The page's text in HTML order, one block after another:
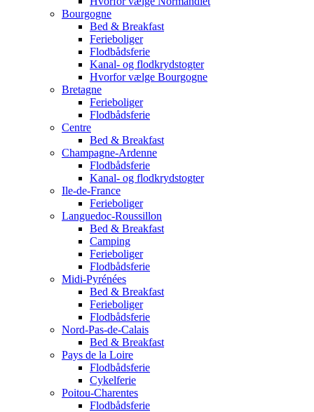
Bourgogne
Bed & Breakfast
Ferieboliger
Flodbådsferie
Kanal- og flodkrydstogter
Hvorfor vælge Bourgogne
Bretagne
Ferieboliger
Flodbådsferie
Centre
Bed & Breakfast
Champagne-Ardenne
Flodbådsferie
Kanal- og flodkrydstogter
Ile-de-France
Ferieboliger
Languedoc-Roussillon
Bed & Breakfast
Camping
Ferieboliger
Flodbådsferie
Midi-Pyrénées
Bed & Breakfast
Ferieboliger
Flodbådsferie
Nord-Pas-de-Calais
Bed & Breakfast
Pays de la Loire
Flodbådsferie
Cykelferie
Poitou-Charentes
Flodbådsferie